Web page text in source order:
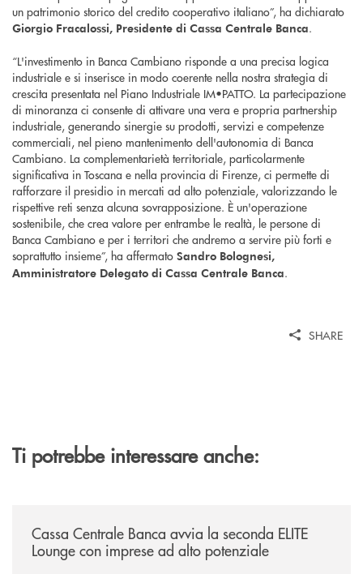
un patrimonio storico del credito cooperativo italiano”, ha dichiarato
Giorgio Fracalossi, Presidente di Cassa Centrale Banca.
“L'investimento in Banca Cambiano risponde a una precisa logica
industriale e si inserisce in modo coerente nella nostra strategia di
crescita presentata nel Piano Industriale IM•PATTO. La partecipazione
di minoranza ci consente di attivare una vera e propria partnership
industriale, generando sinergie su prodotti, servizi e competenze
commerciali, nel pieno mantenimento dell'autonomia di Banca
Cambiano. La complementarietà territoriale, particolarmente
significativa in Toscana e nella provincia di Firenze, ci permette di
rafforzare il presidio in mercati ad alto potenziale, valorizzando le
rispettive reti senza alcuna sovrapposizione. È un'operazione
sostenibile, che crea valore per entrambe le realtà, le persone di
Banca Cambiano e per i territori che andremo a servire più forti e
soprattutto insieme”, ha affermato Sandro Bolognesi,
Amministratore Delegato di Cassa Centrale Banca.
SHARE
Ti potrebbe interessare anche:
Cassa Centrale Banca avvia la seconda ELITE
Lounge con imprese ad alto potenziale